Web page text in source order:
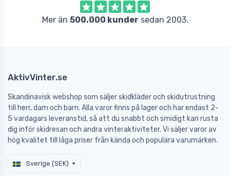
Mer än 500.000 kunder sedan 2003.
AktivVinter.se
Skandinavisk webshop som säljer skidkläder och skidutrustning
till herr, dam och barn. Alla varor finns på lager och har endast 2-
5 vardagars leveranstid, så att du snabbt och smidigt kan rusta
dig inför skidresan och andra vinteraktiviteter. Vi säljer varor av
hög kvalitet till låga priser från kända och populära varumärken.
Sverige (SEK)